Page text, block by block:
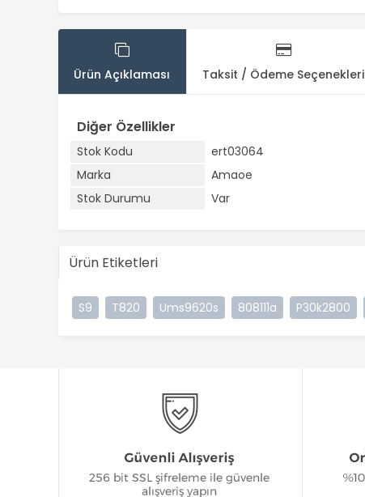
Ürün Açıklaması Taksit / Ödeme Seçenekleri
Diğer Özellikler
Stok Kodu
ert03064
Marka
Amaoe
Stok Durumu
Var
Ürün Etiketleri
S9 T820 Ums9620s 808111a P30k2800